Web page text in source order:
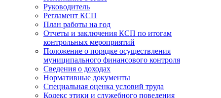
Руководитель
Регламент КСП
План работы на год
Отчеты и заключения КСП по итогам
контрольных мероприятий
Положение о порядке осуществления
муниципального финансового контроля
Сведения о доходах
Нормативные документы
Специальная оценка условий труда
Кодекс этики и служебного поведения